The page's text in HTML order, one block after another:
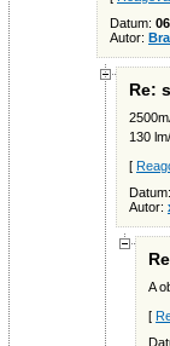
Datum:
Autor:
Re:
130
[
Datum:
Autor:
A
[